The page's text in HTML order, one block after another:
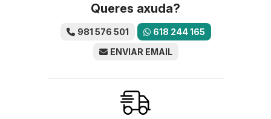
Queres axuda?
981 576 501
618 244 165
ENVIAR EMAIL